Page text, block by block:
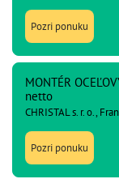
Pozri ponuku
MONTÉR
netto
CHRISTAL s. r. o.,
Pozri ponuku